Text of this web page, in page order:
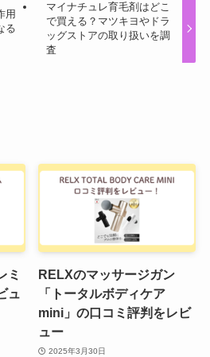
用
る
マイナチュレ育毛剤はどこ
で買える？マツキヨやドラ
ッグストアの取り扱いを調
査
ミ
ュ
RELXのマッサージガン
「トータルボディケア
mini」の口コミ評判をレビ
ュー
2025年3月30日